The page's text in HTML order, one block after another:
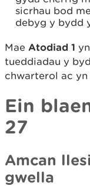
sicrhau bod
debyg y bydd
Mae Atodiad 1
tueddiadau y
chwarterol ac yn
Ein
27
Amcan
gwella